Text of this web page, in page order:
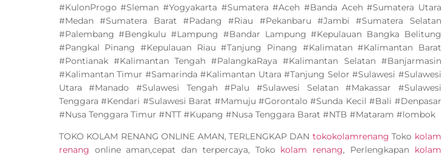
#KulonProgo #Sleman #Yogyakarta #Sumatera #Aceh #Banda Aceh #Sumatera Utara
#Medan #Sumatera Barat #Padang #Riau #Pekanbaru #Jambi #Sumatera Selatan
#Palembang #Bengkulu #Lampung #Bandar Lampung #Kepulauan Bangka Belitung
#Pangkal Pinang #Kepulauan Riau #Tanjung Pinang #Kalimatan #Kalimantan Barat
#Pontianak #Kalimantan Tengah #PalangkaRaya #Kalimantan Selatan #Banjarmasin
#Kalimantan Timur #Samarinda #Kalimantan Utara #Tanjung Selor #Sulawesi #Sulawesi
Utara #Manado #Sulawesi Tengah #Palu #Sulawesi Selatan #Makassar #Sulawesi
Tenggara #Kendari #Sulawesi Barat #Mamuju #Gorontalo #Sunda Kecil #Bali #Denpasar
#Nusa Tenggara Timur #NTT #Kupang #Nusa Tenggara Barat #NTB #Mataram #lombok
TOKO KOLAM RENANG ONLINE AMAN, TERLENGKAP DAN tokokolamrenang Toko kolam
renang online aman,cepat dan terpercaya, Toko kolam renang, Perlengkapan kolam